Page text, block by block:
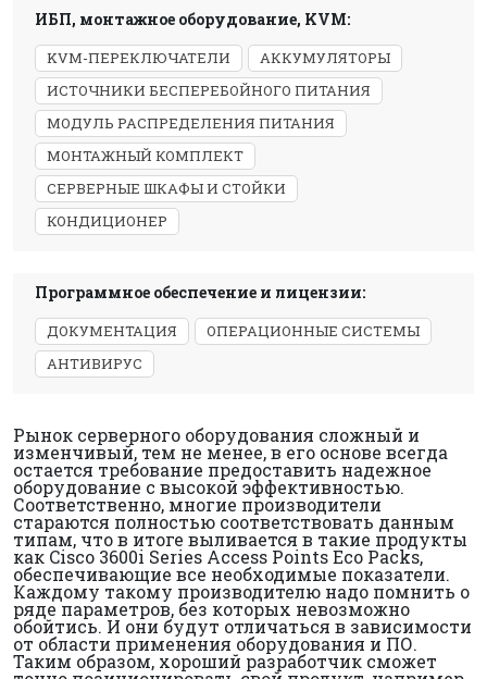
ИБП, монтажное оборудование, KVM:
KVM-ПЕРЕКЛЮЧАТЕЛИ
АККУМУЛЯТОРЫ
ИСТОЧНИКИ БЕСПЕРЕБОЙНОГО ПИТАНИЯ
МОДУЛЬ РАСПРЕДЕЛЕНИЯ ПИТАНИЯ
МОНТАЖНЫЙ КОМПЛЕКТ
СЕРВЕРНЫЕ ШКАФЫ И СТОЙКИ
КОНДИЦИОНЕР
Программное обеспечение и лицензии:
ДОКУМЕНТАЦИЯ
ОПЕРАЦИОННЫЕ СИСТЕМЫ
АНТИВИРУС
Рынок серверного оборудования сложный и
изменчивый, тем не менее, в его основе всегда
остается требование предоставить надежное
оборудование с высокой эффективностью.
Соответственно, многие производители
стараются полностью соответствовать данным
типам, что в итоге выливается в такие продукты
как Cisco 3600i Series Access Points Eco Packs,
обеспечивающие все необходимые показатели.
Каждому такому производителю надо помнить о
ряде параметров, без которых невозможно
обойтись. И они будут отличаться в зависимости
от области применения оборудования и ПО.
Таким образом, хороший разработчик сможет